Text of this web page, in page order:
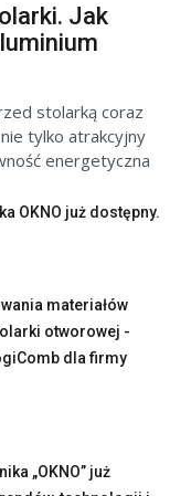
Jak
stolarką coraz
tylko atrakcyjny
energetyczna
OKNO już dostępny.
materiałów
otworowej -
dla firmy
„OKNO” już